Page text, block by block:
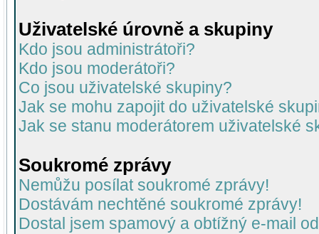
Uživatelské úrovně a skupiny
Kdo jsou administrátoři?
Kdo jsou moderátoři?
Co jsou uživatelské skupiny?
Jak se mohu zapojit do uživatelské
Jak se stanu moderátorem uživatelské
Soukromé zprávy
Nemůžu posílat soukromé zprávy!
Dostávám nechtěné soukromé zprávy!
Dostal jsem spamový a obtížný e-mail